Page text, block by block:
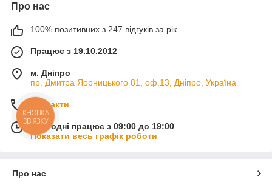
Про нас
100% позитивних з 247 відгуків за рік
Працює з 19.10.2012
м. Дніпро
пр. Дмитра Яорницького 81, оф.13, Дніпро, Україна
Контакти
Сьогодні працює з 09:00 до 19:00
Показати весь графік роботи
Про нас
КНОПКА
ЗВ'ЯЗКУ